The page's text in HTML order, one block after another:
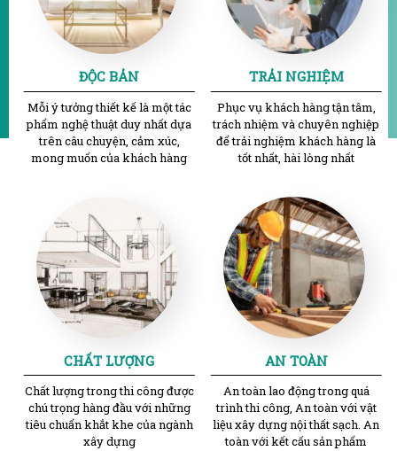
ĐỘC BẢN
Mỗi ý tưởng thiết kế là một tác
phẩm nghệ thuật duy nhất dựa
trên câu chuyện, cảm xúc,
mong muốn của khách hàng
TRẢI NGHIỆM
Phục vụ khách hàng tận tâm,
trách nhiệm và chuyên nghiệp
để trải nghiệm khách hàng là
tốt nhất, hài lòng nhất
CHẤT LƯỢNG
Chất lượng trong thi công được
chú trọng hàng đầu với những
tiêu chuẩn khắt khe của ngành
xây dựng
AN TOÀN
An toàn lao động trong quá
trình thi công, An toàn với vật
liệu xây dựng nội thất sạch. An
toàn với kết cấu sản phẩm